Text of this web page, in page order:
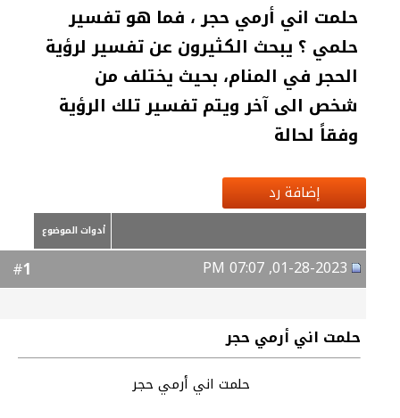
حلمت اني أرمي حجر ، فما هو تفسير
حلمي ؟ يبحث الكثيرون عن تفسير لرؤية
الحجر في المنام، بحيث يختلف من
شخص الى آخر ويتم تفسير تلك الرؤية
وفقاً لحالة
إضافة رد
أدوات الموضوع
1
حلمت اني أرمي حجر
حلمت اني أرمي حجر